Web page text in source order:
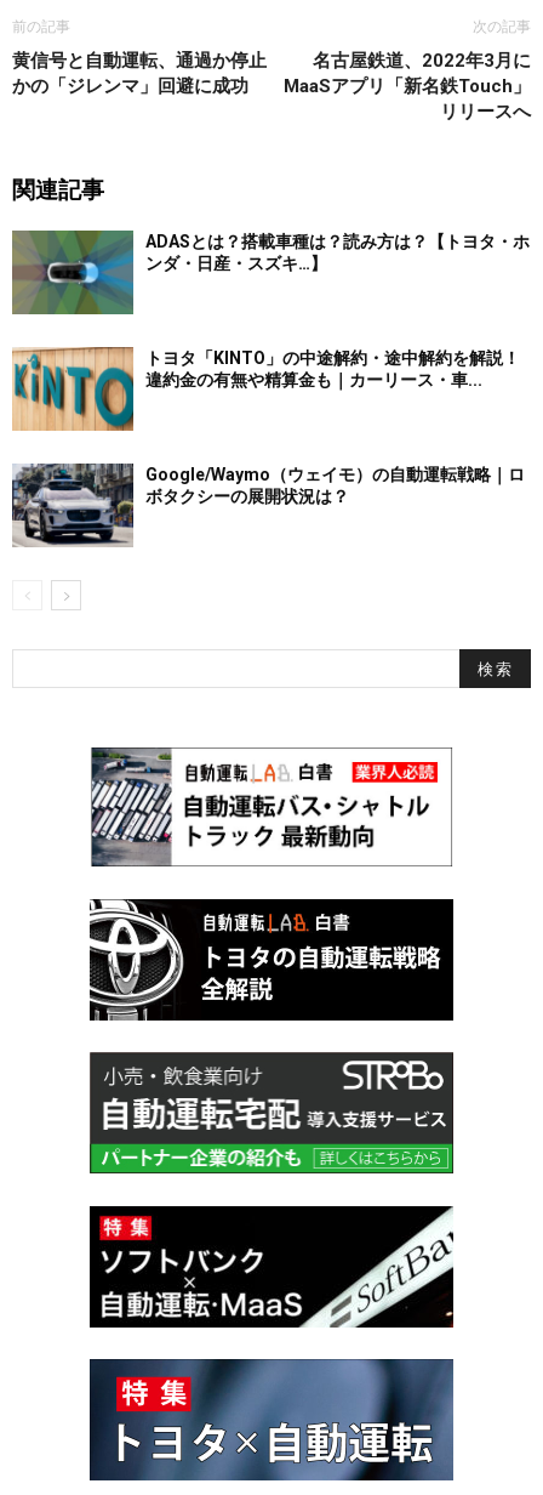
前の記事
黄信号と自動運転、通過か停止
かの「ジレンマ」回避に成功
次の記事
名古屋鉄道、2022年3月に
MaaSアプリ「新名鉄Touch」
リリースへ
関連記事
ADASとは？搭載車種は？読み方は？【トヨタ・ホ
ンダ・日産・スズキ…】
トヨタ「KINTO」の中途解約・途中解約を解説！
違約金の有無や精算金も｜カーリース・車...
Google/Waymo（ウェイモ）の自動運転戦略｜ロ
ボタクシーの展開状況は？